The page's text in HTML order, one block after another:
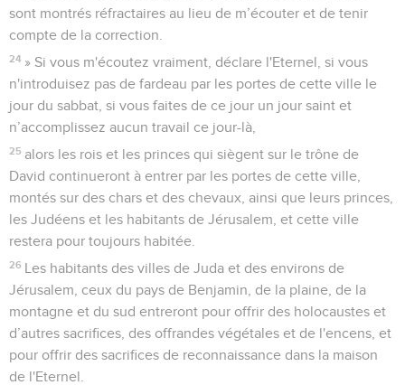
sont montrés réfractaires au lieu de m’écouter et de tenir
compte de la correction.
24 » Si vous m'écoutez vraiment, déclare l'Eternel, si vous
n'introduisez pas de fardeau par les portes de cette ville le
jour du sabbat, si vous faites de ce jour un jour saint et
n’accomplissez aucun travail ce jour-là,
25 alors les rois et les princes qui siègent sur le trône de
David continueront à entrer par les portes de cette ville,
montés sur des chars et des chevaux, ainsi que leurs princes,
les Judéens et les habitants de Jérusalem, et cette ville
restera pour toujours habitée.
26 Les habitants des villes de Juda et des environs de
Jérusalem, ceux du pays de Benjamin, de la plaine, de la
montagne et du sud entreront pour offrir des holocaustes et
d’autres sacrifices, des offrandes végétales et de l'encens, et
pour offrir des sacrifices de reconnaissance dans la maison
de l'Eternel.